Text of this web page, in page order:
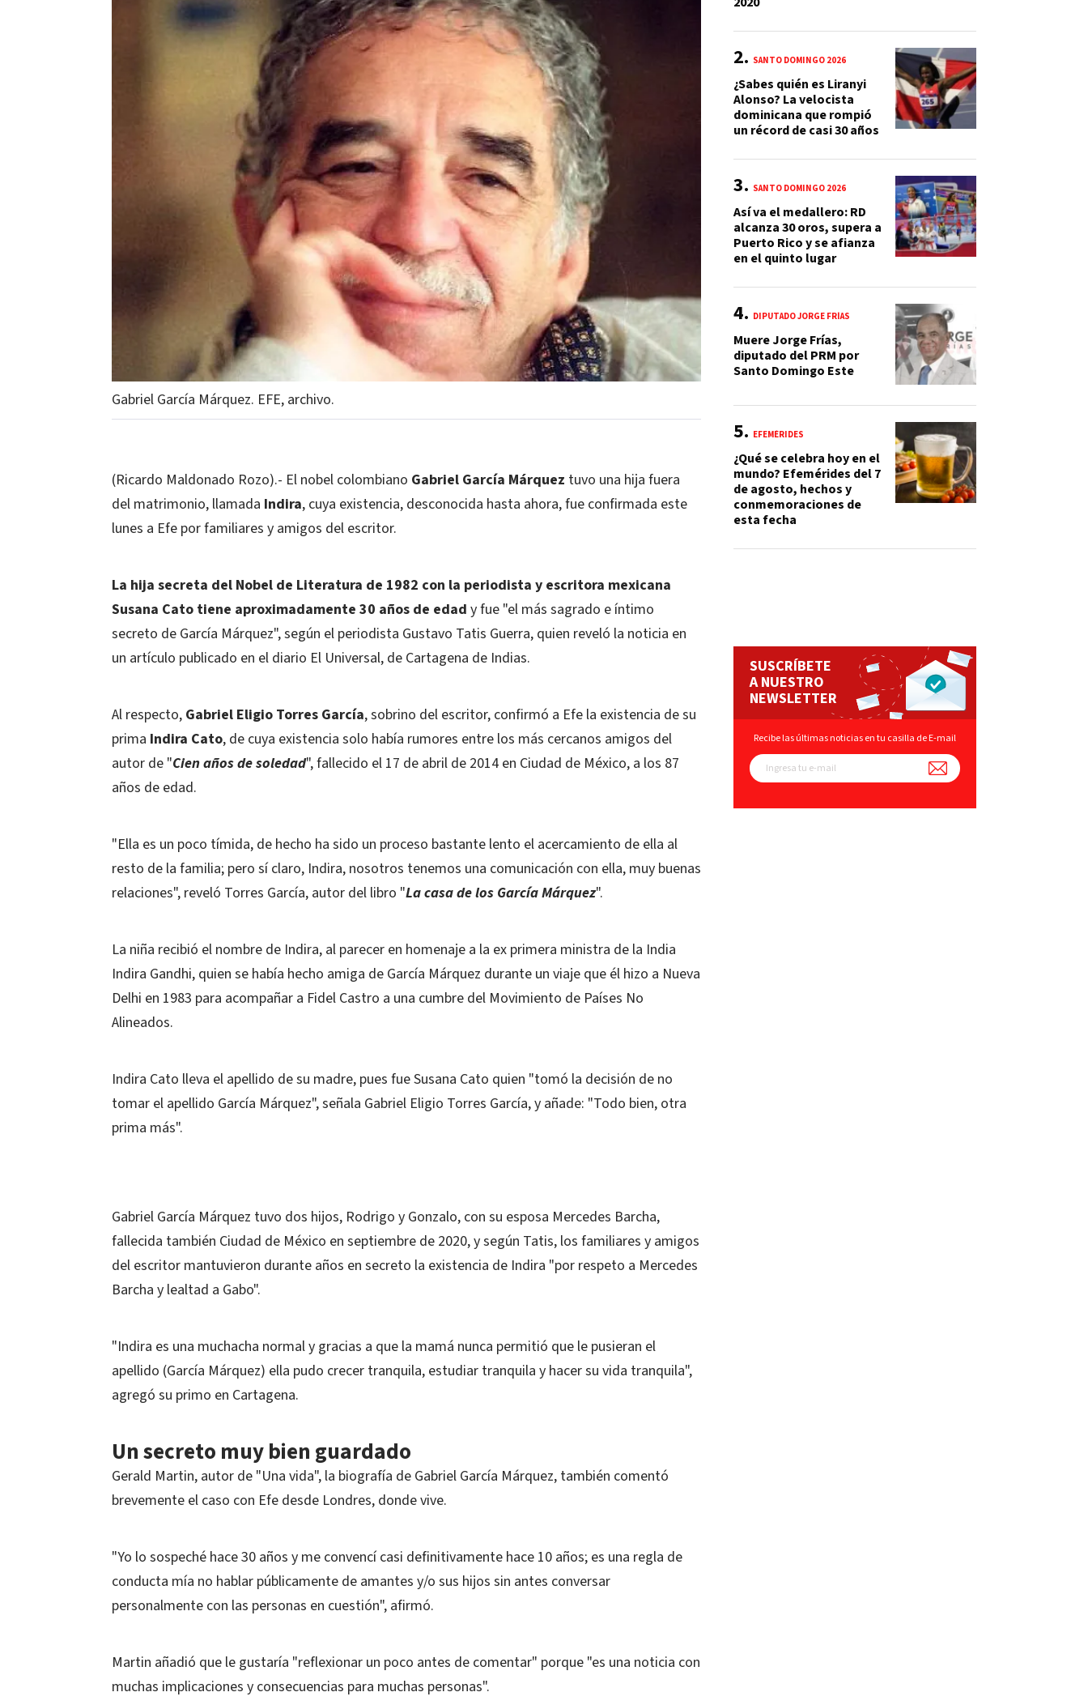
Gabriel García Márquez. EFE, archivo.
(Ricardo Maldonado Rozo).- El nobel colombiano Gabriel García Márquez tuvo una hija fuera
del matrimonio, llamada Indira, cuya existencia, desconocida hasta ahora, fue confirmada este
lunes a Efe por familiares y amigos del escritor.
La hija secreta del Nobel de Literatura de 1982 con la periodista y escritora mexicana
Susana Cato tiene aproximadamente 30 años de edad y fue "el más sagrado e íntimo
secreto de García Márquez", según el periodista Gustavo Tatis Guerra, quien reveló la noticia en
un artículo publicado en el diario El Universal, de Cartagena de Indias.
Al respecto, Gabriel Eligio Torres García, sobrino del escritor, confirmó a Efe la existencia de su
prima Indira Cato, de cuya existencia solo había rumores entre los más cercanos amigos del
autor de "Cien años de soledad", fallecido el 17 de abril de 2014 en Ciudad de México, a los 87
años de edad.
"Ella es un poco tímida, de hecho ha sido un proceso bastante lento el acercamiento de ella al
resto de la familia; pero sí claro, Indira, nosotros tenemos una comunicación con ella, muy buenas
relaciones", reveló Torres García, autor del libro "La casa de los García Márquez".
La niña recibió el nombre de Indira, al parecer en homenaje a la ex primera ministra de la India
Indira Gandhi, quien se había hecho amiga de García Márquez durante un viaje que él hizo a Nueva
Delhi en 1983 para acompañar a Fidel Castro a una cumbre del Movimiento de Países No
Alineados.
Indira Cato lleva el apellido de su madre, pues fue Susana Cato quien "tomó la decisión de no
tomar el apellido García Márquez", señala Gabriel Eligio Torres García, y añade: "Todo bien, otra
prima más".
Gabriel García Márquez tuvo dos hijos, Rodrigo y Gonzalo, con su esposa Mercedes Barcha,
fallecida también Ciudad de México en septiembre de 2020, y según Tatis, los familiares y amigos
del escritor mantuvieron durante años en secreto la existencia de Indira "por respeto a Mercedes
Barcha y lealtad a Gabo".
"Indira es una muchacha normal y gracias a que la mamá nunca permitió que le pusieran el
apellido (García Márquez) ella pudo crecer tranquila, estudiar tranquila y hacer su vida tranquila",
agregó su primo en Cartagena.
Un secreto muy bien guardado
Gerald Martin, autor de "Una vida", la biografía de Gabriel García Márquez, también comentó
brevemente el caso con Efe desde Londres, donde vive.
"Yo lo sospeché hace 30 años y me convencí casi definitivamente hace 10 años; es una regla de
conducta mía no hablar públicamente de amantes y/o sus hijos sin antes conversar
personalmente con las personas en cuestión", afirmó.
Martin añadió que le gustaría "reflexionar un poco antes de comentar" porque "es una noticia con
muchas implicaciones y consecuencias para muchas personas".
SANTO DOMINGO 2026
¿Sabes quién es Liranyi
Alonso? La velocista
dominicana que rompió
un récord de casi 30 años
SANTO DOMINGO 2026
Así va el medallero: RD
alcanza 30 oros, supera a
Puerto Rico y se afianza
en el quinto lugar
DIPUTADO JORGE FRÍAS
Muere Jorge Frías,
diputado del PRM por
Santo Domingo Este
EFEMÉRIDES
¿Qué se celebra hoy en el
mundo? Efemérides del 7
de agosto, hechos y
conmemoraciones de
esta fecha
SUSCRÍBETE
A NUESTRO
NEWSLETTER
Recibe las últimas noticias en tu casilla de E-mail